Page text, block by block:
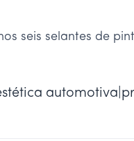
seis selantes de